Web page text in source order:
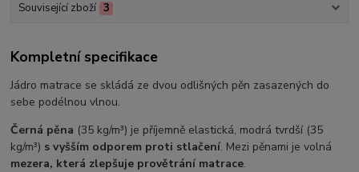
Související zboží 3
Kompletní specifikace
Jádro matrace se skládá ze dvou odlišných pěn zasazených do
sebe podélnou vlnou.
Černá pěna (35 kg/m³) je příjemně elastická, modrá tvrdší (35
kg/m³) s vyšším odporem proti stlačení. Mezi pěnami je volná
mezera, která zlepšuje provětrání matrace.